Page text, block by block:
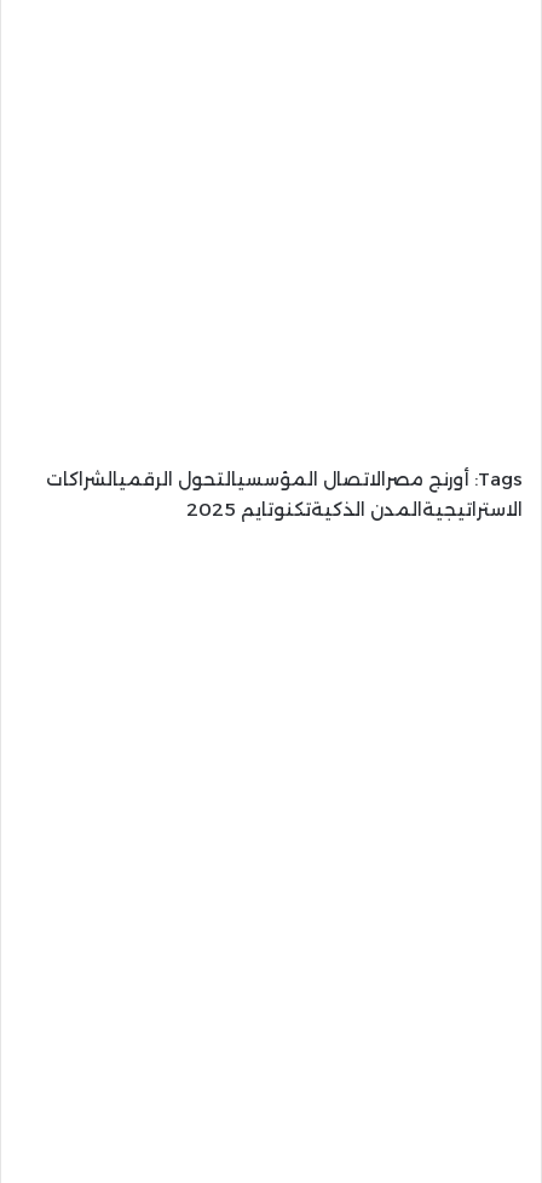
Tags: أورنج مصرالاتصال المؤسسيالتحول الرقميالشراكات
الاستراتيجيةالمدن الذكيةتكنوتايم 2025